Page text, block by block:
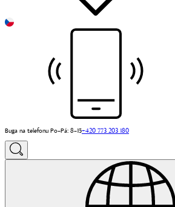
Buga na telefonu Po–Pá: 8–15+420 773 203 180